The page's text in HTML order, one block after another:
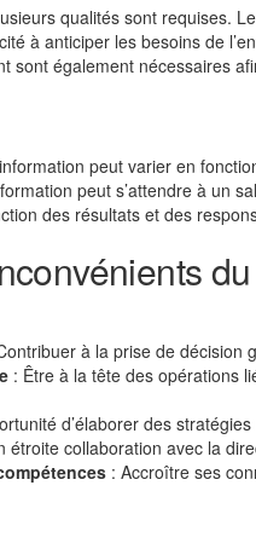
qualités sont requises.
à anticiper les besoins de
sont également nécessaires
peut varier en
peut s’attendre à un
des résultats et des
à la prise de décision
: Être à la tête des opérations
d’élaborer des
étroite collaboration avec la
: Accroître ses